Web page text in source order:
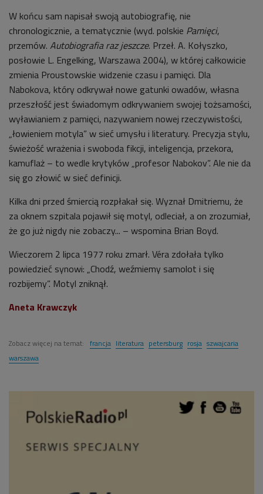
W końcu sam napisał swoją autobiografię, nie
chronologicznie, a tematycznie (wyd. polskie Pamięci,
przemów. Autobiografia raz jeszcze. Przeł. A. Kołyszko,
posłowie L. Engelking, Warszawa 2004), w której całkowicie
zmienia Proustowskie widzenie czasu i pamięci. Dla
Nabokova, który odkrywał nowe gatunki owadów, własna
przeszłość jest świadomym odkrywaniem swojej tożsamości,
wyławianiem z pamięci, nazywaniem nowej rzeczywistości,
„łowieniem motyla” w sieć umysłu i literatury. Precyzja stylu,
świeżość wrażenia i swoboda fikcji, inteligencja, przekora,
kamuflaż – to wedle krytyków „profesor Nabokov”. Ale nie da
się go złowić w sieć definicji.
Kilka dni przed śmiercią rozpłakał się. Wyznał Dmitriemu, że
za oknem szpitala pojawił się motyl, odleciał, a on zrozumiał,
że go już nigdy nie zobaczy... – wspomina Brian Boyd.
Wieczorem 2 lipca 1977 roku zmarł. Véra zdołała tylko
powiedzieć synowi: „Chodź, weźmiemy samolot i się
rozbijemy”. Motyl zniknął.
Aneta Krawczyk
Zobacz więcej na temat: francja literatura petersburg rosja szwajcaria
warszawa